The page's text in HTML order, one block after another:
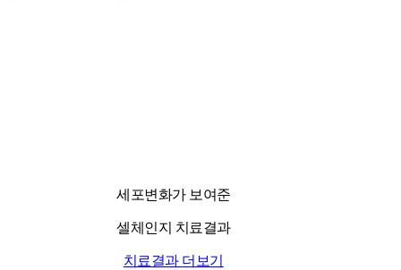
세포변화가 보여준
셀체인지 치료결과
치료결과 더보기